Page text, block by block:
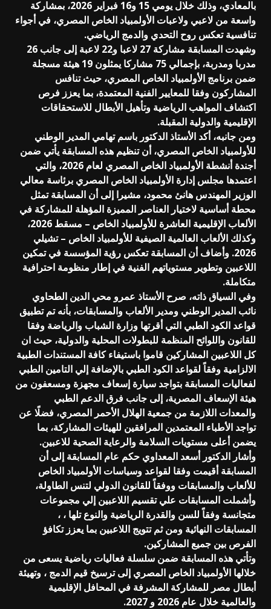
بالمعادي، وذلك خلال يومي 15 و16 فبراير 2026، بمشاركة
واسعة من لاعبي ولاعبات الأولمبياد الخاص المصري، في أجواء
تنافسية تعكس روح التحدي والدمج الرياضي.
وشهدت المسابقة مشاركة 27 لاعبا و22 لاعبة إلى جانب 26
مدربا ومدربة، بإجمالي 75 مشاركا يمثلون 19 هيئة مسجلة
ضمن برنامج الأولمبياد الخاص المصري، حيث تنافس
المشاركون وفقا للمعايير الفنية المعتمدة، بما يعزز فرص
اكتشاف المواهب الرياضية وتأهيل الأبطال للاستحقاقات
الإقليمية والدولية المقبلة.
ومن جانبه، أكد الأستاذ الدكتور باسم تهامي المدير الوطني
للأولمبياد الخاص المصري، أن تنظيم هذه المسابقة يأتي ضمن
أجندة أنشطة الأولمبياد الخاص المصري لعام 2026، والتي
اعتمدها مجلس إدارة الأولمبياد الخاص المصري برئاسة معالي
الوزير المهندس هانئ محمود، مشيرا إلى أن المسابقة تمثل
محطة أساسية لاختيار العناصر المميزة المؤهلة للمشاركة في
الألعاب الإقليمية العاشرة للأولمبياد الخاص – مسقط 2026،
وكذلك الألعاب العالمية الصيفية للأولمبياد الخاص – تشيلي
2026. وأضاف أن المسابقة تعكس رؤية المؤسسة في تمكين
اللاعبين وتطوير مستوياتهم الفنية في إطار منظومة احترافية
متكاملة.
وفي السياق ذاته، صرح الأستاذ عمرو محي الدين الطحاوي
نائب المدير الوطني ومدير الألعاب والمسابقات، بأنه تم تطبيق
قواعد الكود الطبي التي أقرتها وزارة الشباب والرياضة وفقا
للقانون واللوائح المنظمة للبطولات المحلية والدولية، حيث ان
كل اللاعبين المشاركين قاموا باستيفاء كافة المستندات الطبية
الالزامية وفقاً لقواعد الكود الطبي بالإضافة إلي التامين الطبي
لفعاليات المسابقة بتواجد سيارة إسعاف مجهزة ومسعفون من
هيئة الإسعاف المصرية، إلى جانب فرق الدعم الطبي
والمعدات اللازمة من جمعية الهلال الأحمر المصري، فضلًا عن
تواجد الأطباء المعتمدين المرافقين للهيئات المشاركة، بما
يضمن أعلى مستويات السلامة والرعاية الصحية للاعبين.
وأشار الدكتور أسعد المعداوي حكم عام المسابقة إلى أن
المسابقة أقيمت وفقا لقواعد وسياسات الأولمبياد الخاص
للألعاب والمسابقات ووفقاً للقانون الدولي لتنس الطاولة،
وأشملت المسابقات علي تقسيم اللاعبين إلي مجموعات
متجانسة وفقاً للسن والقدرة الرياضية والنوع تلها ، ،
المسابقات النهائية ومن ثم تتويج اللاعبين بما يعزز تكافؤ
الفرص بين جميع المشاركين.
وتأتي هذه المسابقة ضمن سلسلة فعاليات رياضية يسعى من
خلالها الأولمبياد الخاص المصري إلى ترسيخ قيم الدمج ، وتهيئة
أبطال مصر للمشاركة المشرفة في المحافل الإقليمية
والعالمية خلال عام 2026 و 2027.